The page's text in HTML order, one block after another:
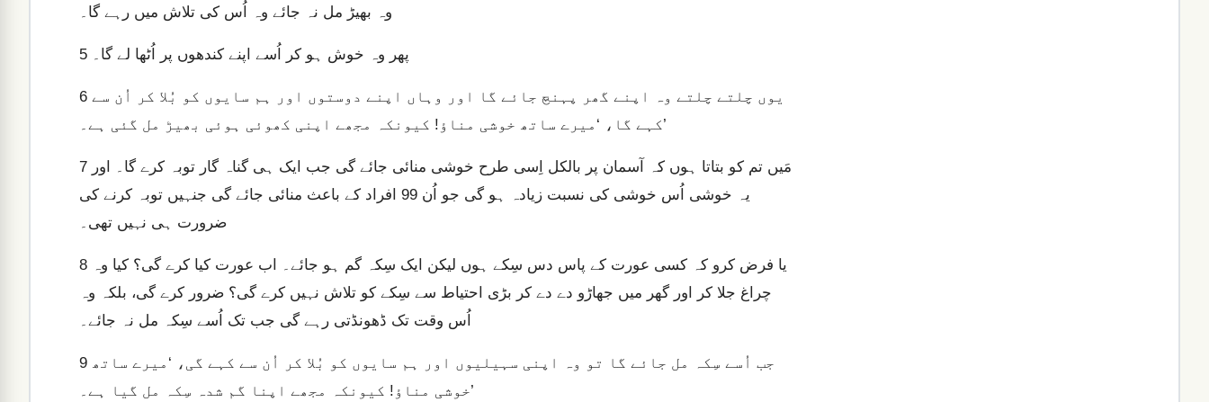
وہ بھیڑ مل نہ جائے وہ اُس کی تلاش میں رہے گا۔
5 پھر وہ خوش ہو کر اُسے اپنے کندھوں پر اُٹھا لے گا۔
6
کہے گا، ‘میرے ساتھ خوشی مناؤ! کیونکہ مجھے اپنی کھوئی ہوئی بھیڑ مل گئی ہے۔’
7
یہ خوشی اُس خوشی کی نسبت زیادہ ہو گی جو اُن 99 افراد کے باعث منائی جائے گی جنہیں توبہ کرنے کی
ضرورت ہی نہیں تھی۔
8
چراغ جلا کر اور گھر میں جھاڑو دے دے کر بڑی احتیاط سے سِکے کو تلاش نہیں کرے گی؟ ضرور کرے گی، بلکہ وہ
اُس وقت تک ڈھونڈتی رہے گی جب تک اُسے سِکہ مل نہ جائے۔
9
خوشی مناؤ! کیونکہ مجھے اپنا گم شدہ سِکہ مل گیا ہے۔’